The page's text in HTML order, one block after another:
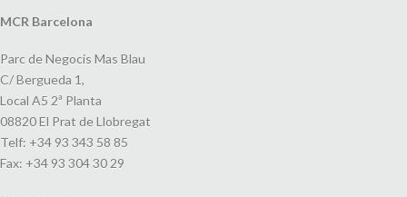
MCR Barcelona
Parc de Negocis Mas Blau
C/ Bergueda 1,
Local A5 2ª Planta
08820 El Prat de Llobregat
Telf: +34 93 343 58 85
Fax: +34 93 304 30 29